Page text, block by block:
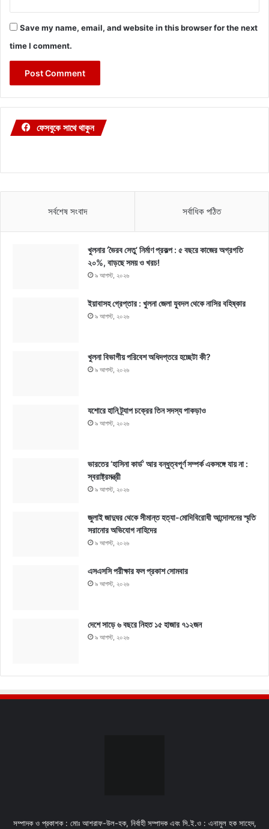
Save my name, email, and website in this browser for the next
time I comment.
ফেসবুকে সাথে থাকুন
সর্বশেষ সংবাদ সর্বাধিক পঠিত
খুলনার ‘ভৈরব সেতু’ নির্মাণ প্রকল্প : ৫ বছরে কাজের অগ্রগতি
২০%, বাড়ছে সময় ও খরচ!
৯ আগস্ট, ২০২৬
ইয়াবাসহ গ্রেপ্তার : খুলনা জেলা যুবদল থেকে নাসির বহিষ্কার
৯ আগস্ট, ২০২৬
খুলনা বিভাগীয় পরিবেশ অধিদপ্তরে হচ্ছেটা কী?
৯ আগস্ট, ২০২৬
যশোরে হানি ট্র্যাপ চক্রের তিন সদস্য পাকড়াও
৯ আগস্ট, ২০২৬
ভারতের ‘হাসিনা কার্ড’ আর বন্ধুত্বপূর্ণ সম্পর্ক একসঙ্গে যায় না :
স্বরাষ্ট্রমন্ত্রী
৯ আগস্ট, ২০২৬
জুলাই জাদুঘর থেকে সীমান্ত হত্যা-মোদিবিরোধী আন্দোলনের স্মৃতি
সরানোর অভিযোগ নাহিদের
৯ আগস্ট, ২০২৬
এসএসসি পরীক্ষার ফল প্রকাশ সোমবার
৯ আগস্ট, ২০২৬
দেশে সাড়ে ৬ বছরে নিহত ১৫ হাজার ৭১২জন
৯ আগস্ট, ২০২৬
সম্পাদক ও প্রকাশক : মোঃ আশরাফ-উল-হক, নির্বাহী সম্পাদক এবং সি.ই.ও : এনামুল হক সাহেদ,